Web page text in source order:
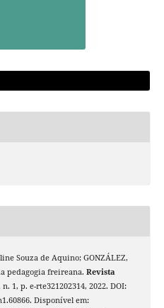
Souza de Aquino; GONZÁLEZ,
pedagogia freireana. Revista
n. 1, p. e-rte321202314, 2022. DOI:
Disponível em: